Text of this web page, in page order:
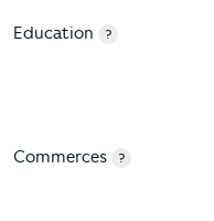
Education ?
Commerces ?